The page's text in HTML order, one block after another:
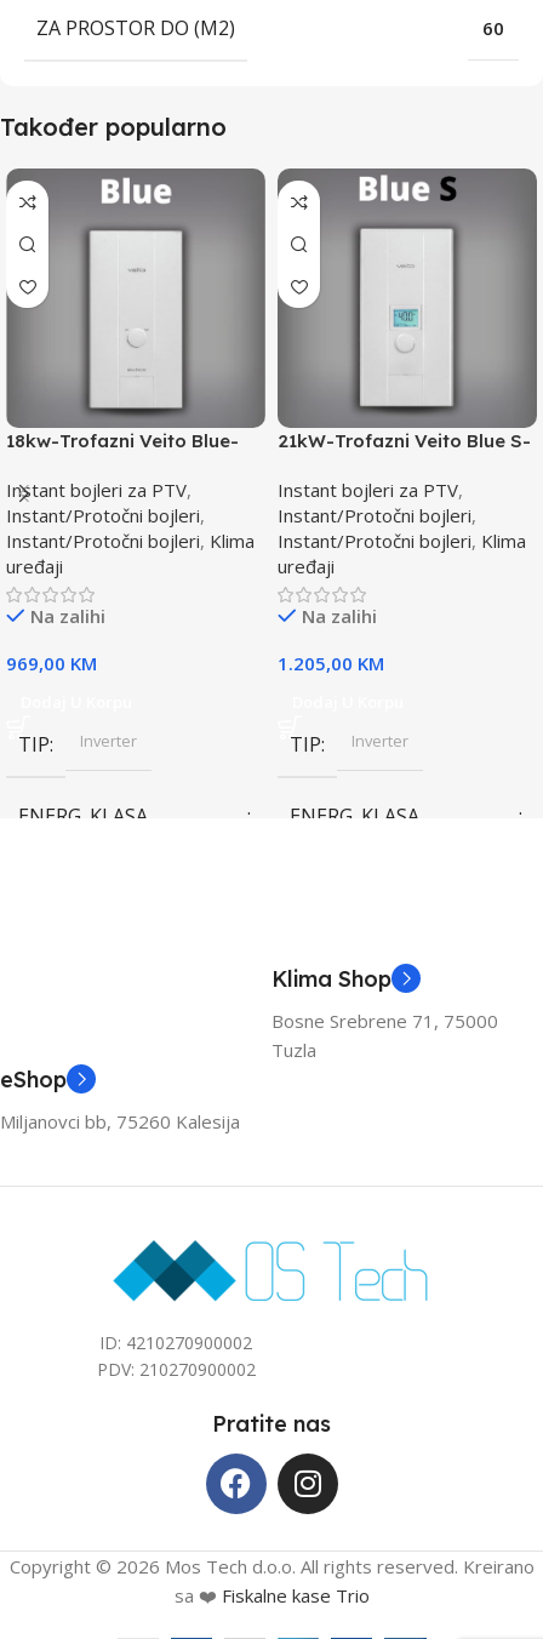
ZA PROSTOR DO (M2) 60
Također popularno
18kw-Trofazni Veito Blue-
Instant bojleri za PTV,
Instant/Protočni bojleri,
Instant/Protočni bojleri, Klima
uređaji
Na zalihi
969,00 KM
TIP Inverter
ENERG. KLASA
ZA PROSTOR DO (M2)
40
21kW-Trofazni Veito Blue S-
Instant bojleri za PTV,
Instant/Protočni bojleri,
Instant/Protočni bojleri, Klima
uređaji
Na zalihi
1.205,00 KM
TIP Inverter
ENERG. KLASA
KAPACITET HLAĐENJA
3.6
40
Klima Shop
Bosne Srebrene 71, 75000
Tuzla
eShop
Miljanovci bb, 75260 Kalesija
ID: 4210270900002
PDV: 210270900002
Pratite nas
Copyright © 2026 Mos Tech d.o.o. All rights reserved. Kreirano
sa ❤️ Fiskalne kase Trio